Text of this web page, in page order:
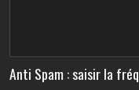
Anti Spam : saisir la